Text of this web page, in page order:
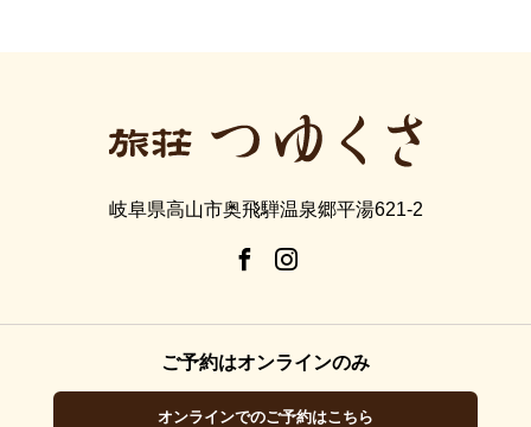
岐阜県高山市奥飛騨温泉郷平湯621-2
ご予約はオンラインのみ
オンラインでのご予約はこちら